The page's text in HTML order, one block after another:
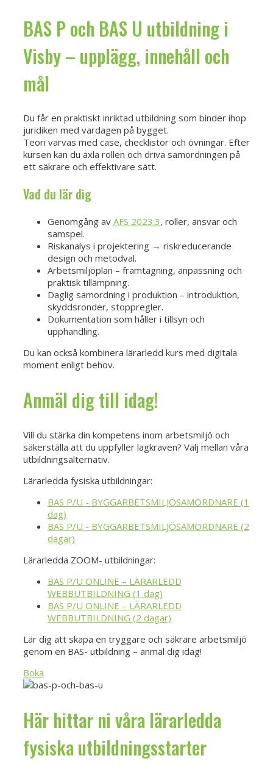
BAS P och BAS U utbildning i
Visby – upplägg, innehåll och
mål
Du får en praktiskt inriktad utbildning som binder ihop
juridiken med vardagen på bygget.
Teori varvas med case, checklistor och övningar. Efter
kursen kan du axla rollen och driva samordningen på
ett säkrare och effektivare sätt.
Vad du lär dig
Genomgång av AFS 2023:3, roller, ansvar och
samspel.
Riskanalys i projektering → riskreducerande
design och metodval.
Arbetsmiljöplan – framtagning, anpassning och
praktisk tillämpning.
Daglig samordning i produktion – introduktion,
skyddsronder, stoppregler.
Dokumentation som håller i tillsyn och
upphandling.
Du kan också kombinera lärarledd kurs med digitala
moment enligt behov.
Anmäl dig till idag!
Vill du stärka din kompetens inom arbetsmiljö och
säkerställa att du uppfyller lagkraven? Välj mellan våra
utbildningsalternativ.
Lärarledda fysiska utbildningar:
BAS P/U - BYGGARBETSMILJÖSAMORDNARE (1
dag)
BAS P/U - BYGGARBETSMILJÖSAMORDNARE (2
dagar)
Lärarledda ZOOM- utbildningar:
BAS P/U ONLINE – LÄRARLEDD
WEBBUTBILDNING (1 dag)
BAS P/U ONLINE – LÄRARLEDD
WEBBUTBILDNING (2 dagar)
Lär dig att skapa en tryggare och säkrare arbetsmiljö
genom en BAS- utbildning – anmäl dig idag!
Boka
Här hittar ni våra lärarledda
fysiska utbildningsstarter